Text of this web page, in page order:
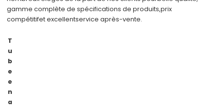
gamme complète de spécifications de produits,prix
compétitifet excellentservice après-vente.
T
u
b
e
e
n
a